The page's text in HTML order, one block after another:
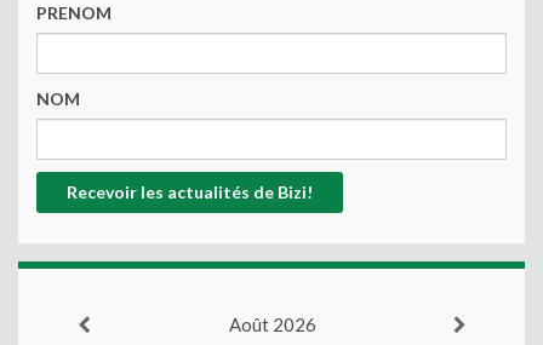
PRENOM
NOM
Août 2026